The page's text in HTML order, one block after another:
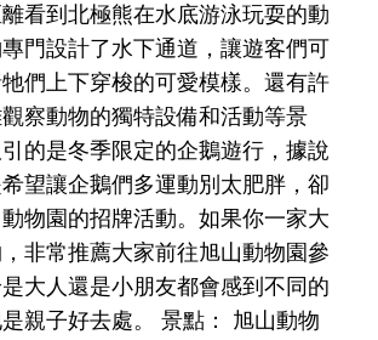
看到北極熊在水底游泳玩耍的動
門設計了水下通道，讓遊客們可
們上下穿梭的可愛模樣。還有許
察動物的獨特設備和活動等景
的是冬季限定的企鵝遊行，據說
望讓企鵝們多運動別太肥胖，卻
物園的招牌活動。如果你一家大
非常推薦大家前往旭山動物園參
大人還是小朋友都會感到不同的
親子好去處。 景點： 旭山動物